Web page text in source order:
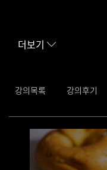
베이킹 놀이터 베이킹
베이글반죽에 단호박을
성형하는방법을 알려드
더보기
강의목록 강의후기